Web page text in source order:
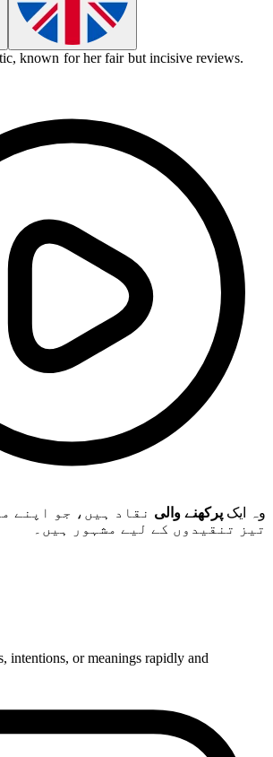
known for her fair but incisive reviews.
وہ ایک پرکھنے والی نقاد ہیں، جو اپنے
تیز تنقیدوں کے لیے مشہور ہیں۔
intentions, or meanings rapidly and